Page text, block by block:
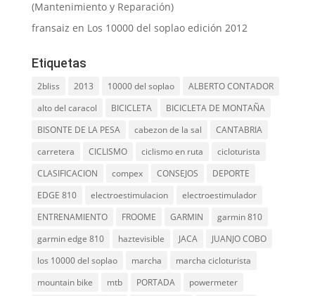
(Mantenimiento y Reparación)
fransaiz en Los 10000 del soplao edición 2012
Etiquetas
2bliss 2013 10000 del soplao
ALBERTO CONTADOR
alto del caracol
BICICLETA
BICICLETA DE MONTAÑA
BISONTE DE LA PESA
cabezon de la sal
CANTABRIA
carretera
CICLISMO ciclismo en ruta
cicloturista
CLASIFICACION
compex CONSEJOS
DEPORTE
EDGE 810
electroestimulacion
electroestimulador
ENTRENAMIENTO
FROOME GARMIN
garmin 810
garmin edge 810
haztevisible JACA
JUANJO COBO
los 10000 del soplao
marcha
marcha cicloturista
mountain bike
mtb PORTADA powermeter